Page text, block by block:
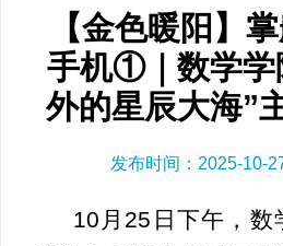
【金色暖阳】
手机①｜数学学
外的星辰大海”
发布时间：2025-10-
10月25日下午，数